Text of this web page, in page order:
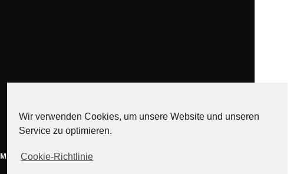
MEDIADATEN
Wir verwenden Cookies, um unsere Website und unseren
Service zu optimieren.
Cookie-Richtlinie